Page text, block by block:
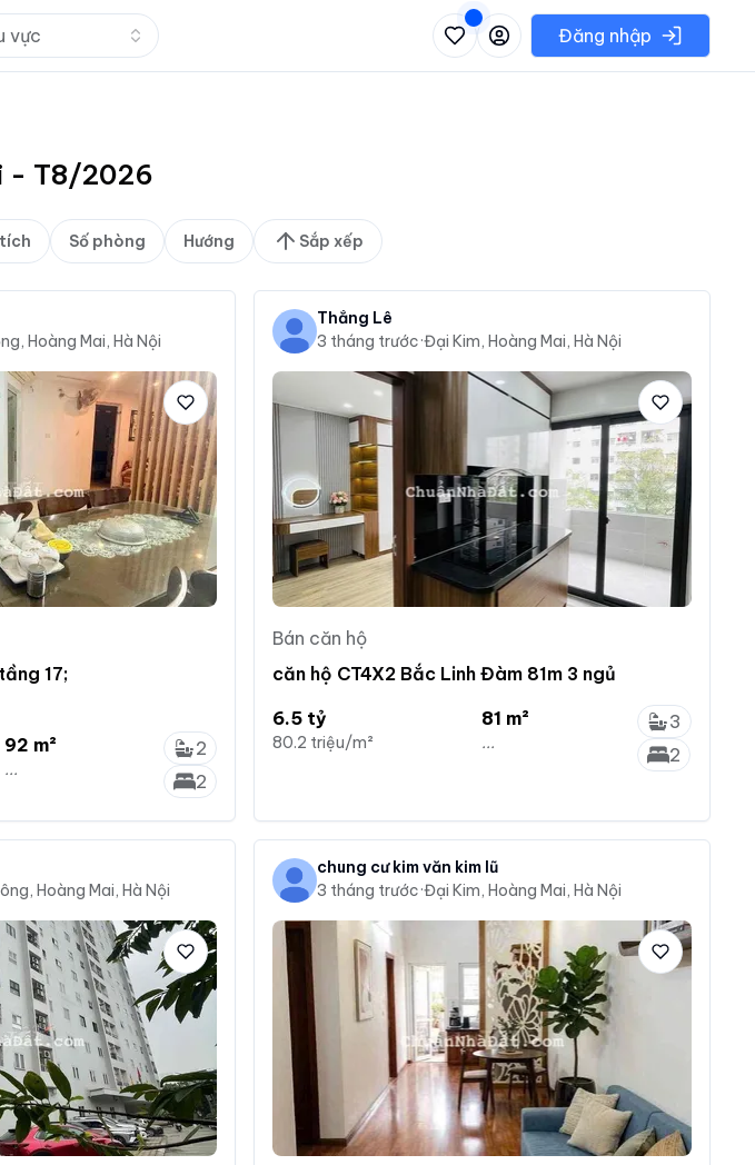
vực Nhấn để mở danh sách các khu vực có thể chọnĐăng nhập
- T8/2026
Số phòng Hướng Sắp xếp
Hoàng Mai, Hà Nội
17;
92 m²
...
2
2
Thắng Lê
3 tháng trước·Đại Kim, Hoàng Mai, Hà Nội
Bán căn hộ
căn hộ CT4X2 Bắc Linh Đàm 81m 3 ngủ
6.5 tỷ
80.2 triệu/m²
81 m²
...
3
2
Hoàng Mai, Hà Nội
chung cư kim văn kim lũ
3 tháng trước·Đại Kim, Hoàng Mai, Hà Nội